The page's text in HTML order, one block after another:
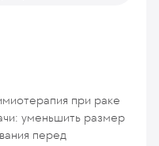
при раке
уменьшить размер
перед